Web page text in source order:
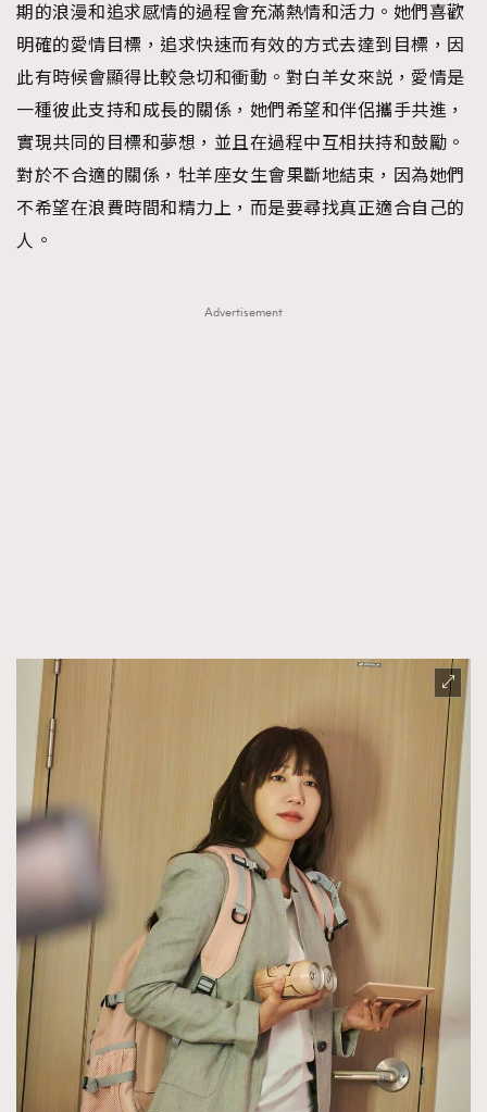
期的浪漫和追求感情的過程會充滿熱情和活力。她們喜歡
明確的愛情目標，追求快速而有效的方式去達到目標，因
此有時候會顯得比較急切和衝動。對白羊女來説，愛情是
一種彼此支持和成長的關係，她們希望和伴侶攜手共進，
實現共同的目標和夢想，並且在過程中互相扶持和鼓勵。
對於不合適的關係，牡羊座女生會果斷地結束，因為她們
不希望在浪費時間和精力上，而是要尋找真正適合自己的
人。
Advertisement